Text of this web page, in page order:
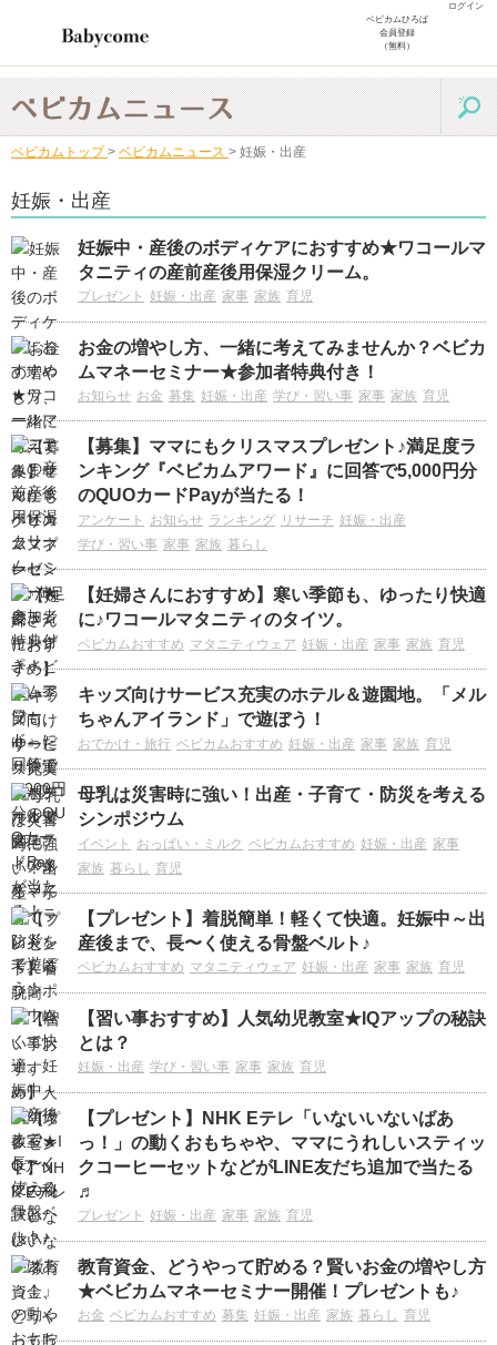
ログイン
ベビカムひろば
会員登録
（無料）
ベビカムトップ > ベビカムニュース > 妊娠・出産
妊娠・出産
妊娠中・産後のボディケアにおすすめ★ワコールマ
タニティの産前産後用保湿クリーム。
プレゼント 妊娠・出産 家事 家族 育児
お金の増やし方、一緒に考えてみませんか？ベビカ
ムマネーセミナー★参加者特典付き！
お知らせ お金 募集 妊娠・出産 学び・習い事 家事 家族 育児
【募集】ママにもクリスマスプレゼント♪満足度ラ
ンキング『ベビカムアワード』に回答で5,000円分
のQUOカードPayが当たる！
アンケート お知らせ ランキング リサーチ 妊娠・出産
学び・習い事 家事 家族 暮らし
【妊婦さんにおすすめ】寒い季節も、ゆったり快適
に♪ワコールマタニティのタイツ。
ベビカムおすすめ マタニティウェア 妊娠・出産 家事 家族 育児
キッズ向けサービス充実のホテル＆遊園地。「メル
ちゃんアイランド」で遊ぼう！
おでかけ・旅行 ベビカムおすすめ 妊娠・出産 家事 家族 育児
母乳は災害時に強い！出産・子育て・防災を考える
シンポジウム
イベント おっぱい・ミルク ベビカムおすすめ 妊娠・出産 家事
家族 暮らし 育児
【プレゼント】着脱簡単！軽くて快適。妊娠中～出
産後まで、長〜く使える骨盤ベルト♪
ベビカムおすすめ マタニティウェア 妊娠・出産 家事 家族 育児
【習い事おすすめ】人気幼児教室★IQアップの秘訣
とは？
妊娠・出産 学び・習い事 家事 家族 育児
【プレゼント】NHK Eテレ「いないいないばあ
っ！」の動くおもちゃや、ママにうれしいスティッ
クコーヒーセットなどがLINE友だち追加で当たる
♬
プレゼント 妊娠・出産 家事 家族 育児
教育資金、どうやって貯める？賢いお金の増やし方
★ベビカムマネーセミナー開催！プレゼントも♪
お金 ベビカムおすすめ 募集 妊娠・出産 家族 暮らし 育児